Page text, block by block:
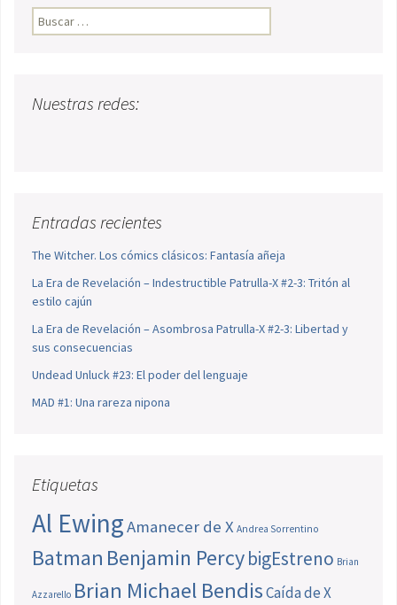
Buscar:
Nuestras redes:
Entradas recientes
The Witcher. Los cómics clásicos: Fantasía añeja
La Era de Revelación – Indestructible Patrulla-X #2-3: Tritón al
estilo cajún
La Era de Revelación – Asombrosa Patrulla-X #2-3: Libertad y
sus consecuencias
Undead Unluck #23: El poder del lenguaje
MAD #1: Una rareza nipona
Etiquetas
Al EwingAmanecer de X Andrea Sorrentino
Batman Benjamin PercybigEstreno Brian
Azzarello Brian Michael BendisCaída de X